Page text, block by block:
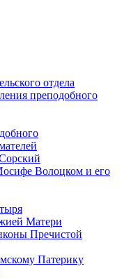
отдела
преподобного
Волоцком и его
Матери
Пречистой
Патерику